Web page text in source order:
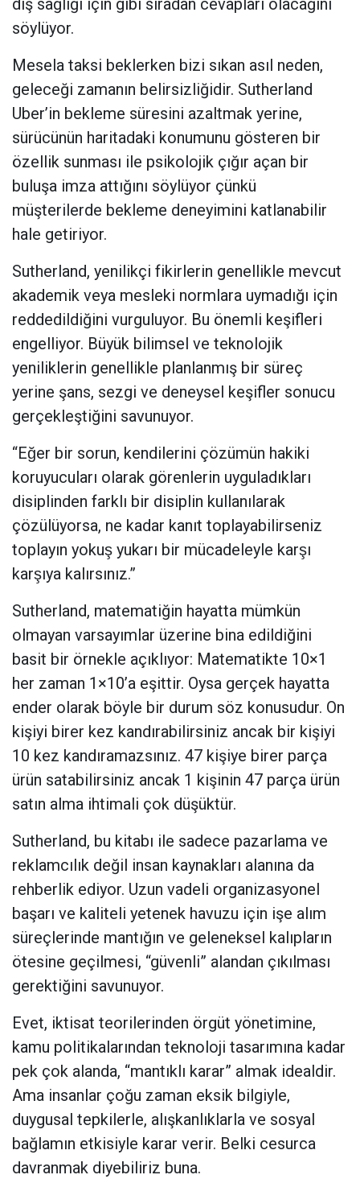
diş sağlığı için gibi sıradan cevapları olacağını
söylüyor.
Mesela taksi beklerken bizi sıkan asıl neden,
geleceği zamanın belirsizliğidir. Sutherland
Uber’in bekleme süresini azaltmak yerine,
sürücünün haritadaki konumunu gösteren bir
özellik sunması ile psikolojik çığır açan bir
buluşa imza attığını söylüyor çünkü
müşterilerde bekleme deneyimini katlanabilir
hale getiriyor.
Sutherland, yenilikçi fikirlerin genellikle mevcut
akademik veya mesleki normlara uymadığı için
reddedildiğini vurguluyor. Bu önemli keşifleri
engelliyor. Büyük bilimsel ve teknolojik
yeniliklerin genellikle planlanmış bir süreç
yerine şans, sezgi ve deneysel keşifler sonucu
gerçekleştiğini savunuyor.
“Eğer bir sorun, kendilerini çözümün hakiki
koruyucuları olarak görenlerin uyguladıkları
disiplinden farklı bir disiplin kullanılarak
çözülüyorsa, ne kadar kanıt toplayabilirseniz
toplayın yokuş yukarı bir mücadeleyle karşı
karşıya kalırsınız.”
Sutherland, matematiğin hayatta mümkün
olmayan varsayımlar üzerine bina edildiğini
basit bir örnekle açıklıyor: Matematikte 10×1
her zaman 1×10’a eşittir. Oysa gerçek hayatta
ender olarak böyle bir durum söz konusudur. On
kişiyi birer kez kandırabilirsiniz ancak bir kişiyi
10 kez kandıramazsınız. 47 kişiye birer parça
ürün satabilirsiniz ancak 1 kişinin 47 parça ürün
satın alma ihtimali çok düşüktür.
Sutherland, bu kitabı ile sadece pazarlama ve
reklamcılık değil insan kaynakları alanına da
rehberlik ediyor. Uzun vadeli organizasyonel
başarı ve kaliteli yetenek havuzu için işe alım
süreçlerinde mantığın ve geleneksel kalıpların
ötesine geçilmesi, “güvenli” alandan çıkılması
gerektiğini savunuyor.
Evet, iktisat teorilerinden örgüt yönetimine,
kamu politikalarından teknoloji tasarımına kadar
pek çok alanda, “mantıklı karar” almak idealdir.
Ama insanlar çoğu zaman eksik bilgiyle,
duygusal tepkilerle, alışkanlıklarla ve sosyal
bağlamın etkisiyle karar verir. Belki cesurca
davranmak diyebiliriz buna.